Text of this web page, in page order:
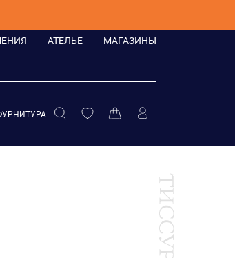
АТЕЛЬЕ МАГАЗИНЫ